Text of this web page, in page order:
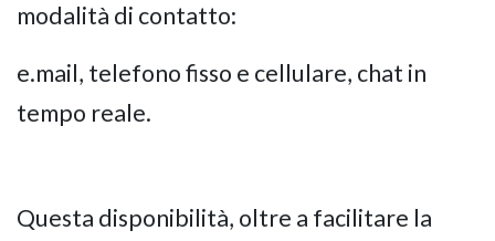
modalità di contatto:
e.mail, telefono fisso e cellulare, chat in
tempo reale.
Questa disponibilità, oltre a facilitare la